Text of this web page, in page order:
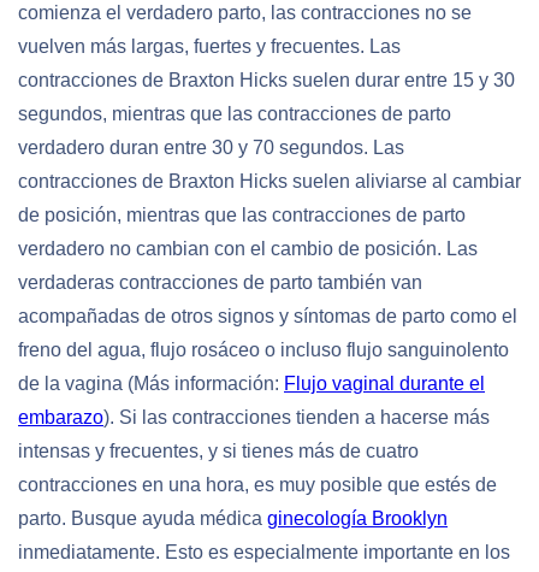
comienza el verdadero parto, las contracciones no se
vuelven más largas, fuertes y frecuentes. Las
contracciones de Braxton Hicks suelen durar entre 15 y 30
segundos, mientras que las contracciones de parto
verdadero duran entre 30 y 70 segundos. Las
contracciones de Braxton Hicks suelen aliviarse al cambiar
de posición, mientras que las contracciones de parto
verdadero no cambian con el cambio de posición. Las
verdaderas contracciones de parto también van
acompañadas de otros signos y síntomas de parto como el
freno del agua, flujo rosáceo o incluso flujo sanguinolento
de la vagina (Más información: Flujo vaginal durante el
embarazo). Si las contracciones tienden a hacerse más
intensas y frecuentes, y si tienes más de cuatro
contracciones en una hora, es muy posible que estés de
parto. Busque ayuda médica ginecología Brooklyn
inmediatamente. Esto es especialmente importante en los